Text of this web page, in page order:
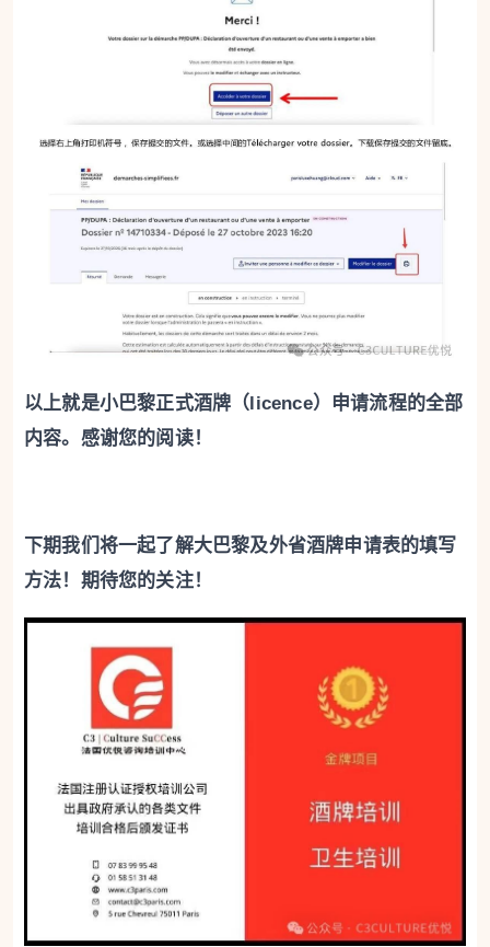
以上就是小巴黎正式酒牌（licence）申请流程的全部
内容。感谢您的阅读！
下期我们将一起了解大巴黎及外省酒牌申请表的填写
方法！期待您的关注！